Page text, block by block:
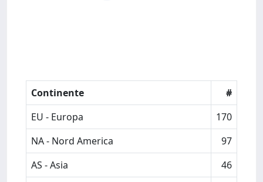
Continente
#
EU - Europa
170
NA - Nord America
97
AS - Asia
46